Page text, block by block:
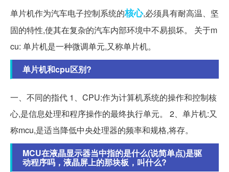
单片机作为汽车电子控制系统的核心,必须具有耐高温、坚
固的特性,使其在复杂的汽车内部环境中不易损坏。 关于m
cu: 单片机是一种微调单元,又称单片机。
单片机和cpu区别?
一、不同的指代 1、CPU:作为计算机系统的操作和控制核
心,是信息处理和程序操作的最终执行单元。 2、单片机:又
称mcu,是适当降低中央处理器的频率和规格,将存。
MCU在液晶显示器当中指的是什么(说简单点)是驱
动程序吗，液晶屏上的那块板，叫什么?